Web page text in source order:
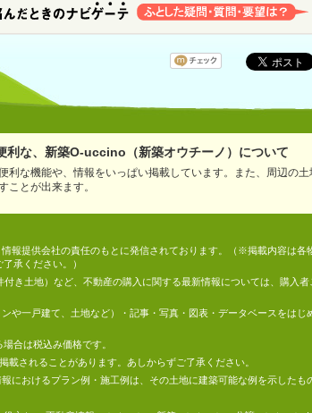
利な、新築O-uccino（新築オウチーノ）について
利な機能や、情報をいっぱい掲載しています。また、周辺の
ことが出来ます。
報提供会社の責任のもとに発信されております。（※掲載内容は
承ください。）
き土地）など、不動産の購入に関する最新情報については、購入
や一戸建て、土地など）・記事・写真・図表・データベースをは
合は税込み価格です。
載されることがあります。あしからずご了承ください。
におけるプラン例・施工例は、その土地に建築可能な例を示したも